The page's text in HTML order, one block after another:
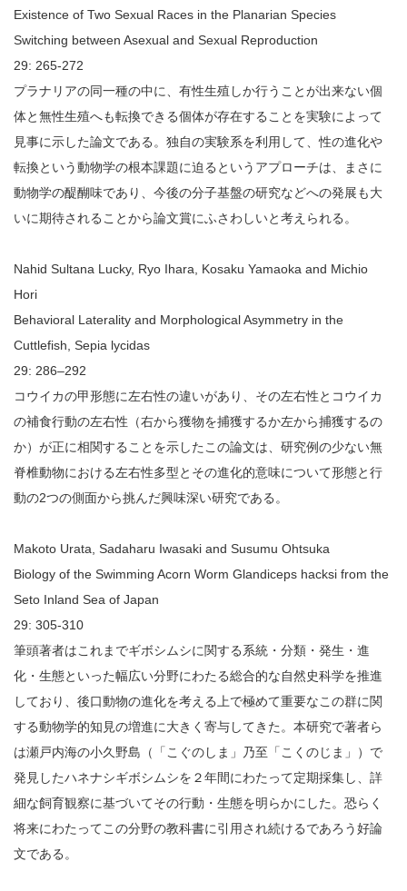
Existence of Two Sexual Races in the Planarian Species
Switching between Asexual and Sexual Reproduction
29: 265-272
プラナリアの同一種の中に、有性生殖しか行うことが出来ない個
体と無性生殖へも転換できる個体が存在することを実験によって
見事に示した論文である。独自の実験系を利用して、性の進化や
転換という動物学の根本課題に迫るというアプローチは、まさに
動物学の醍醐味であり、今後の分子基盤の研究などへの発展も大
いに期待されることから論文賞にふさわしいと考えられる。
Nahid Sultana Lucky, Ryo Ihara, Kosaku Yamaoka and Michio
Hori
Behavioral Laterality and Morphological Asymmetry in the
Cuttlefish, Sepia lycidas
29: 286–292
コウイカの甲形態に左右性の違いがあり、その左右性とコウイカ
の補食行動の左右性（右から獲物を捕獲するか左から捕獲するの
か）が正に相関することを示したこの論文は、研究例の少ない無
脊椎動物における左右性多型とその進化的意味について形態と行
動の2つの側面から挑んだ興味深い研究である。
Makoto Urata, Sadaharu Iwasaki and Susumu Ohtsuka
Biology of the Swimming Acorn Worm Glandiceps hacksi from the
Seto Inland Sea of Japan
29: 305-310
筆頭著者はこれまでギボシムシに関する系統・分類・発生・進
化・生態といった幅広い分野にわたる総合的な自然史科学を推進
しており、後口動物の進化を考える上で極めて重要なこの群に関
する動物学的知見の増進に大きく寄与してきた。本研究で著者ら
は瀬戸内海の小久野島（「こぐのしま」乃至「こくのじま」）で
発見したハネナシギボシムシを２年間にわたって定期採集し、詳
細な飼育観察に基づいてその行動・生態を明らかにした。恐らく
将来にわたってこの分野の教科書に引用され続けるであろう好論
文である。